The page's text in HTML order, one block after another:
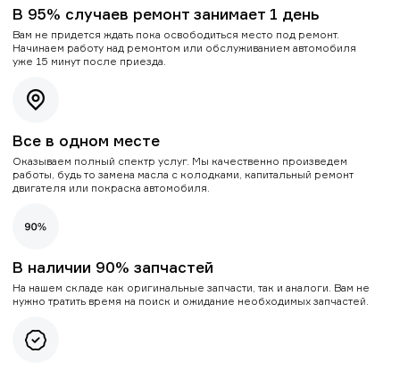
В 95% случаев ремонт занимает 1 день
Вам не придется ждать пока освободиться место под ремонт.
Начинаем работу над ремонтом или обслуживанием автомобиля
уже 15 минут после приезда.
Все в одном месте
Оказываем полный спектр услуг. Мы качественно произведем
работы, будь то замена масла с колодками, капитальный ремонт
двигателя или покраска автомобиля.
В наличии 90% запчастей
На нашем складе как оригинальные запчасти, так и аналоги. Вам не
нужно тратить время на поиск и ожидание необходимых запчастей.